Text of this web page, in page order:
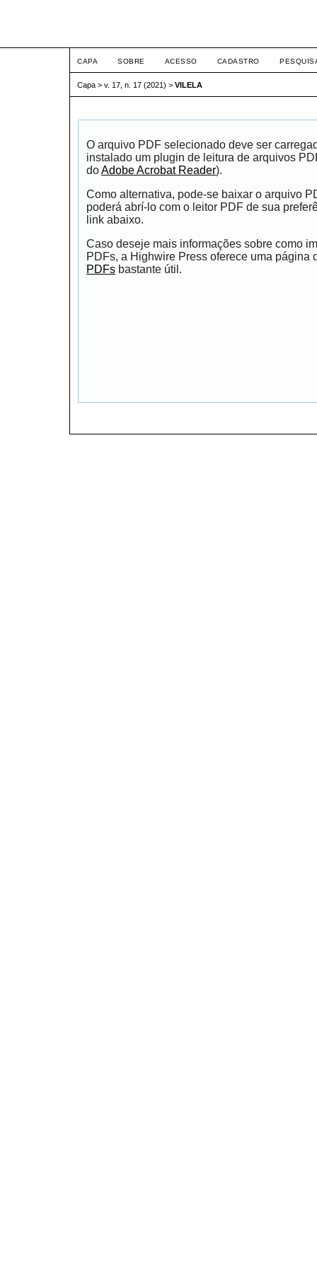
CAPA SOBRE ACESSO CADASTRO
Capa > v. 17, n. 17 (2021) > VILELA
O arquivo PDF selecionado deve ser
instalado um plugin de leitura de arquivos
doAdobe Acrobat Reader).
Como alternativa, pode-se baixar o arquivo
poderá abrí-lo com o leitor PDF de sua
link abaixo.
Caso deseje mais informações sobre como
PDFs, a Highwire Press oferece uma página
PDFs bastante útil.